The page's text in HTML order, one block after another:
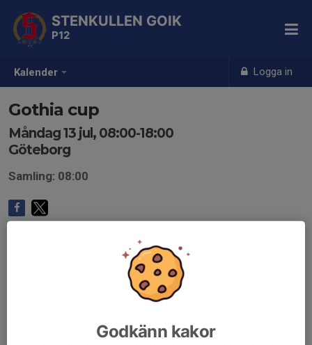
Kalender Logga in
STENKULLEN GOIK
P12
Gothia cup
Måndag 13 jul, 08:00-18:00
Göteborg
Samling: 08:00
Godkänn kakor